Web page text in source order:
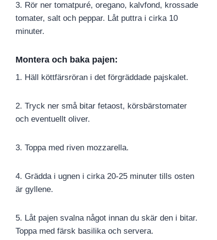
3. Rör ner tomatpuré, oregano, kalvfond, krossade
tomater, salt och peppar. Låt puttra i cirka 10
minuter.
Montera och baka pajen:
1. Häll köttfärsröran i det förgräddade pajskalet.
2. Tryck ner små bitar fetaost, körsbärstomater
och eventuellt oliver.
3. Toppa med riven mozzarella.
4. Grädda i ugnen i cirka 20-25 minuter tills osten
är gyllene.
5. Låt pajen svalna något innan du skär den i bitar.
Toppa med färsk basilika och servera.